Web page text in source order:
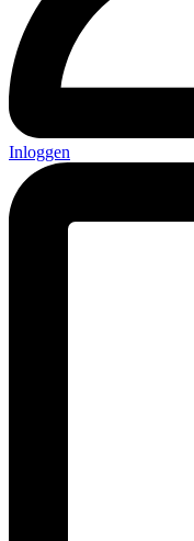
Inloggen